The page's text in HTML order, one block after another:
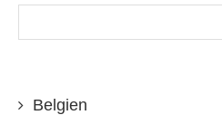
Belgien